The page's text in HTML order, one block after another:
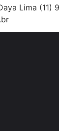
Lima (11)